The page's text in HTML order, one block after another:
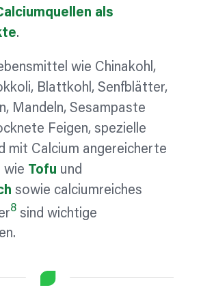
als
.
wie Chinakohl,
Blattkohl, Senfblätter,
Mandeln, Sesampaste
Feigen, spezielle
mit Calcium angereicherte
wie Tofu und
sowie calciumreiches
8 sind wichtige